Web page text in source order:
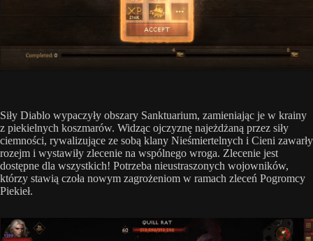
Siły Diablo wypaczyły obszary Sanktuarium, zamieniając je w krainy
z piekielnych koszmarów. Widząc ojczyznę najeżdżaną przez siły
ciemności, rywalizujące ze sobą klany Nieśmiertelnych i Cieni zawarły
rozejm i wystawiły zlecenie na wspólnego wroga. Zlecenie jest
dostępne dla wszystkich! Potrzeba nieustraszonych wojowników,
którzy stawią czoła nowym zagrożeniom w ramach zleceń Pogromcy
Piekieł.